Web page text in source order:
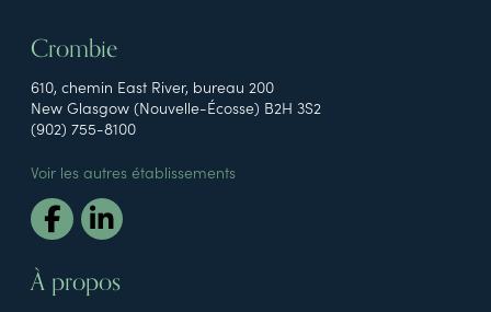
Crombie
610, chemin East River, bureau 200
New Glasgow (Nouvelle-Écosse) B2H 3S2
(902) 755-8100
Voir les autres établissements
À propos